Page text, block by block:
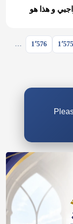
و هذا هو
1٬575 1٬576 …